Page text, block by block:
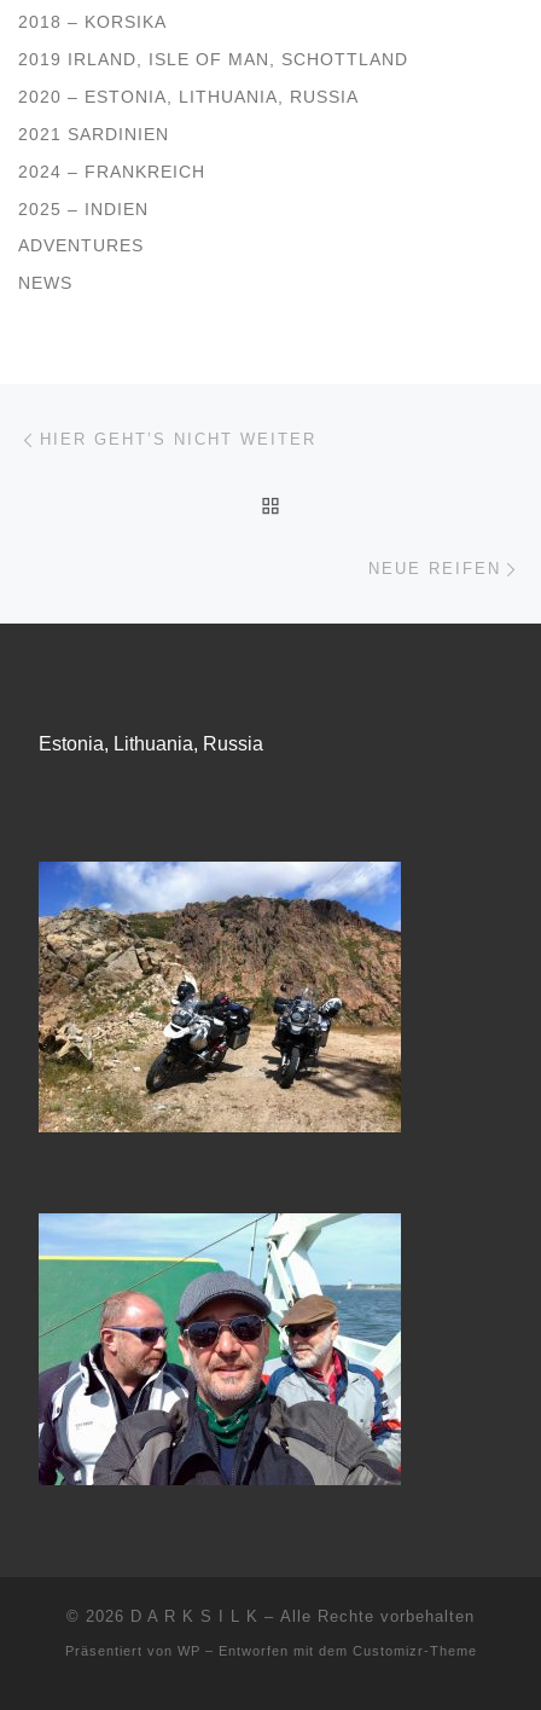
2018 – KORSIKA
2019 IRLAND, ISLE OF MAN, SCHOTTLAND
2020 – ESTONIA, LITHUANIA, RUSSIA
2021 SARDINIEN
2024 – FRANKREICH
2025 – INDIEN
ADVENTURES
NEWS
Beitragsnavigation
HIER GEHT’S NICHT WEITER
NEUE REIFEN
Estonia, Lithuania, Russia
© 2026 D A R K S I L K – Alle Rechte vorbehalten
Präsentiert von WP – Entworfen mit dem Customizr-Theme